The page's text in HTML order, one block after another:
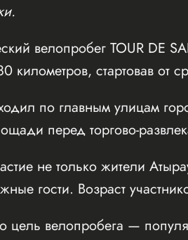
велопробег TOUR DE
километров, стартовав от
по главным улицам
перед торгово-
не только жители
гости. Возраст
цель велопробега —